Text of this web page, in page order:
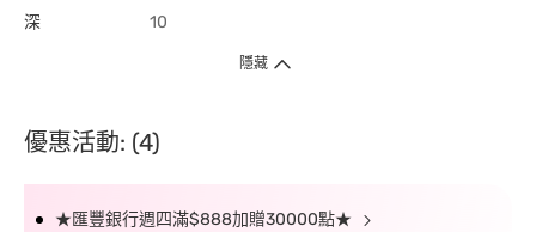
深 10
隱藏
優惠活動: (4)
★匯豐銀行週四滿$888加贈30000點★